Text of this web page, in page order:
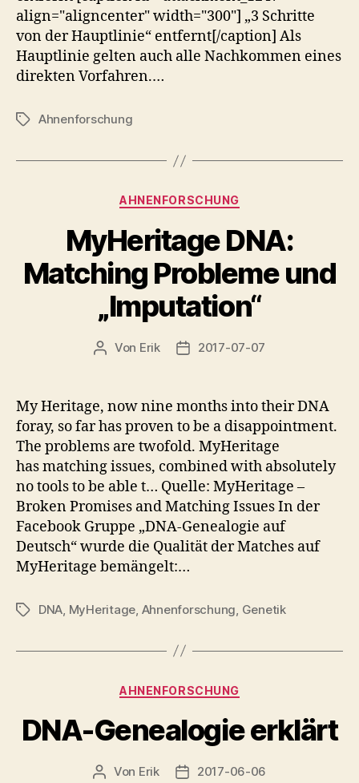
align="aligncenter" width="300"] „3 Schritte
von der Hauptlinie“ entfernt[/caption] Als
Hauptlinie gelten auch alle Nachkommen eines
direkten Vorfahren.…
Schlagwörter
Ahnenforschung
Kategorien
AHNENFORSCHUNG
MyHeritage DNA:
Matching Probleme und
„Imputation“
Beitragsautor
Von Erik Veröffentlichungsdatum
2017-07-07
My Heritage, now nine months into their DNA
foray, so far has proven to be a disappointment.
The problems are twofold. MyHeritage
has matching issues, combined with absolutely
no tools to be able t… Quelle: MyHeritage –
Broken Promises and Matching Issues In der
Facebook Gruppe „DNA-Genealogie auf
Deutsch“ wurde die Qualität der Matches auf
MyHeritage bemängelt:…
Schlagwörter
DNA MyHeritage Ahnenforschung Genetik
Kategorien
AHNENFORSCHUNG
DNA-Genealogie erklärt
Beitragsautor
Von Erik Veröffentlichungsdatum
2017-06-06